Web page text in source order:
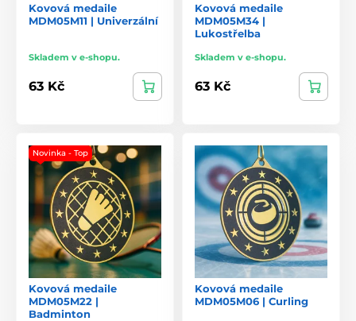
Kovová medaile
MDM05M11 | Univerzální
Skladem v e-shopu.
63 Kč
Kovová medaile
MDM05M34 |
Lukostřelba
Skladem v e-shopu.
63 Kč
Novinka - Top
Kovová medaile
MDM05M22 |
Badminton
Kovová medaile
MDM05M06 | Curling